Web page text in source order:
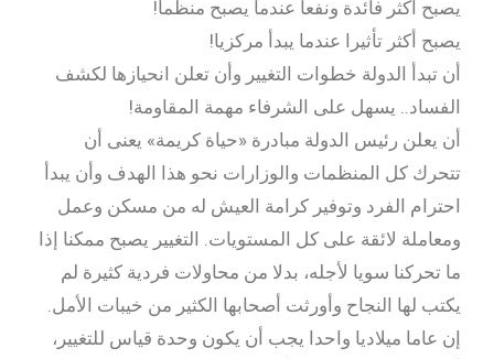
يصبح أكثر فائدة ونفعا عندما يصبح منظما!
يصبح أكثر تأثيرا عندما يبدأ مركزيا!
أن تبدأ الدولة خطوات التغيير وأن تعلن انحيازها لكشف
الفساد.. يسهل على الشرفاء مهمة المقاومة!
أن يعلن رئيس الدولة مبادرة «حياة كريمة» يعنى أن
تتحرك كل المنظمات والوزارات نحو هذا الهدف وأن يبدأ
احترام الفرد وتوفير كرامة العيش له من مسكن وعمل
ومعاملة لائقة على كل المستويات. التغيير يصبح ممكنا إذا
ما تحركنا سويا لأجله، بدلا من محاولات فردية كثيرة لم
يكتب لها النجاح وأورثت أصحابها الكثير من خيبات الأمل.
إن عاما ميلاديا واحدا يجب أن يكون وحدة قياس للتغيير،